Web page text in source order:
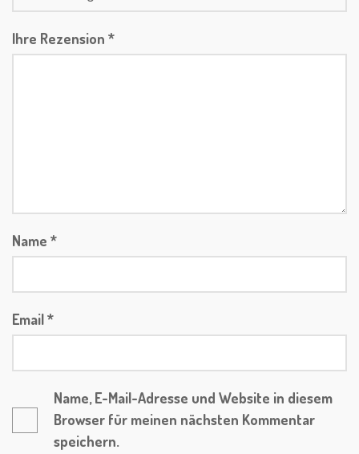
Ihre Rezension *
Name *
Email*
Name, E-Mail-Adresse und Website in diesem
Browser für meinen nächsten Kommentar
speichern.